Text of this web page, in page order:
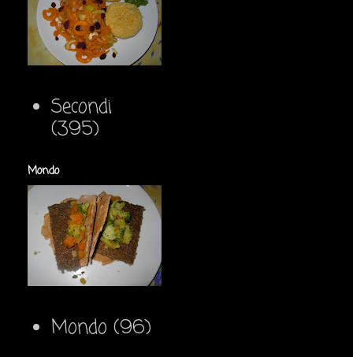
Secondi
(395)
Mondo
Mondo (96)